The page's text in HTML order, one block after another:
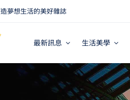
夢想生活的美好雜誌
最新訊息 生活美學